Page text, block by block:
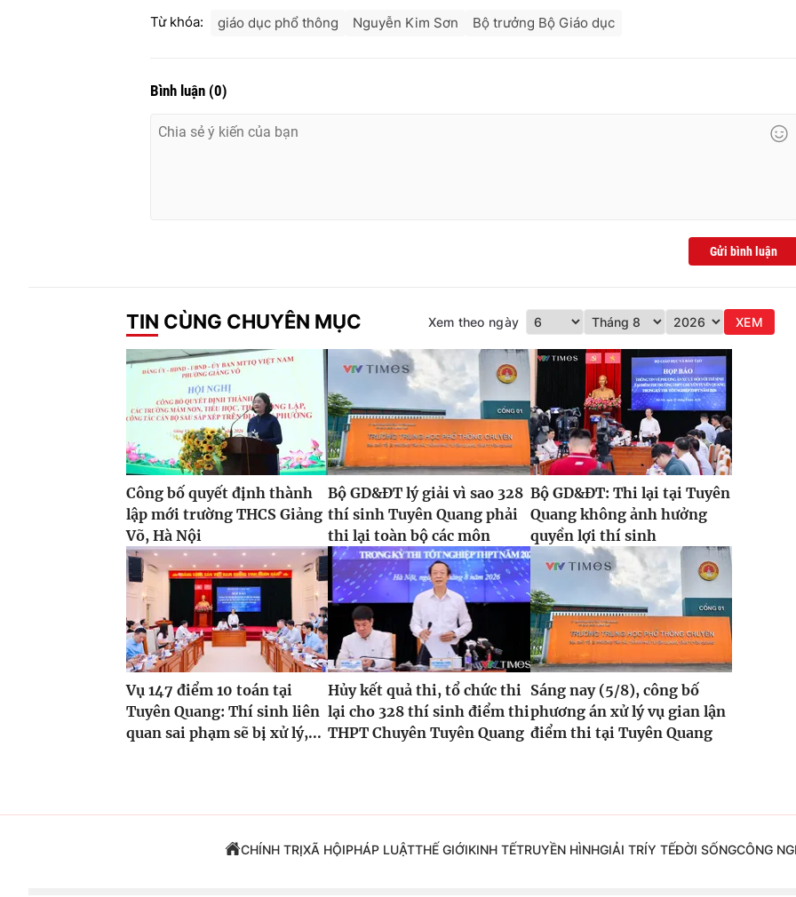
Từ khóa: giáo dục phổ thông Nguyễn Kim Sơn Bộ trưởng Bộ Giáo dục
Bình luận (0)
Gửi bình luận
TIN CÙNG CHUYÊN MỤC Xem theo ngày XEM
Công bố quyết định thành
lập mới trường THCS Giảng
Võ, Hà Nội
Bộ GD&ĐT lý giải vì sao 328
thí sinh Tuyên Quang phải
thi lại toàn bộ các môn
Bộ GD&ĐT: Thi lại tại Tuyên
Quang không ảnh hưởng
quyền lợi thí sinh
Vụ 147 điểm 10 toán tại
Tuyên Quang: Thí sinh liên
quan sai phạm sẽ bị xử lý,...
Hủy kết quả thi, tổ chức thi
lại cho 328 thí sinh điểm thi
THPT Chuyên Tuyên Quang
Sáng nay (5/8), công bố
phương án xử lý vụ gian lận
điểm thi tại Tuyên Quang
CHÍNH TRỊXÃ HỘIPHÁP LUẬTTHẾ GIỚIKINH TẾTRUYỀN HÌNHGIẢI TRÍY TẾĐỜI SỐNGCÔNG